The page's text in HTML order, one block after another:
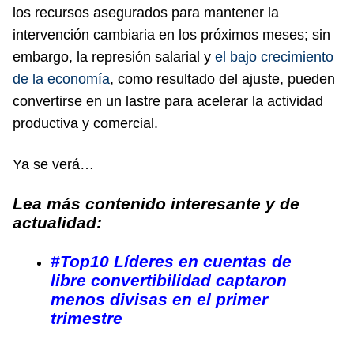
los recursos asegurados para mantener la
intervención cambiaria en los próximos meses; sin
embargo, la represión salarial y el bajo crecimiento
de la economía, como resultado del ajuste, pueden
convertirse en un lastre para acelerar la actividad
productiva y comercial.
Ya se verá…
Lea más contenido interesante y de
actualidad:
#Top10 Líderes en cuentas de
libre convertibilidad captaron
menos divisas en el primer
trimestre